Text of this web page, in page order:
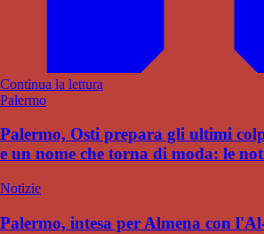
Continua la lettura
Palermo
Palermo, Osti prepara gli ultimi
e un nome che torna di moda: le
Notizie
Palermo, intesa per Almena con